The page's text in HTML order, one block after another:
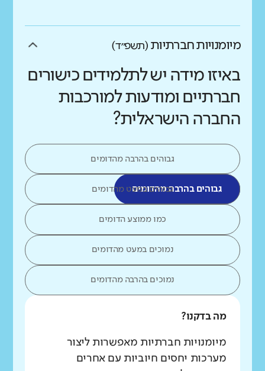
מיומנויות חברתיות (תשפ״ד)
באיזו מידה יש לתלמידים כישורים
חברתיים ומודעות למורכבות
החברה הישראלית?
גבוהים בהרבה מהדומים
גבוהים בהרבה מהדומיםגבוהים במעט מהדומים
כמו ממוצע הדומים
נמוכים במעט מהדומים
נמוכים בהרבה מהדומים
מה בדקנו?
מיומנויות חברתיות מאפשרות ליצור
מערכות יחסים חיוביות עם אחרים